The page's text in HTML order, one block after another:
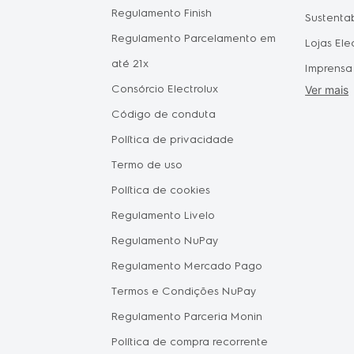
Regulamento Finish
Regulamento Parcelamento em
até 21x
Consórcio Electrolux
Código de conduta
Política de privacidade
Termo de uso
Política de cookies
Regulamento Livelo
Regulamento NuPay
Regulamento Mercado Pago
Termos e Condições NuPay
Regulamento Parceria Monin
Política de compra recorrente
Lojas
Imprensa
Ver mais